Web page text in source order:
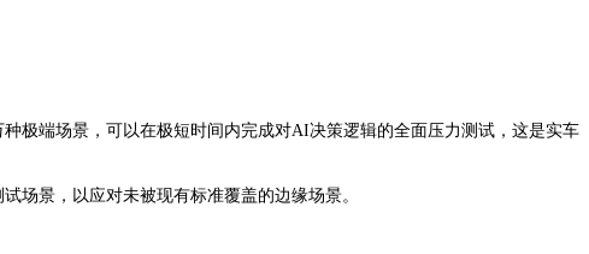
极端场景，可以在极短时间内完成对AI决策逻辑的全面压力测试，这是实车
场景，以应对未被现有标准覆盖的边缘场景。